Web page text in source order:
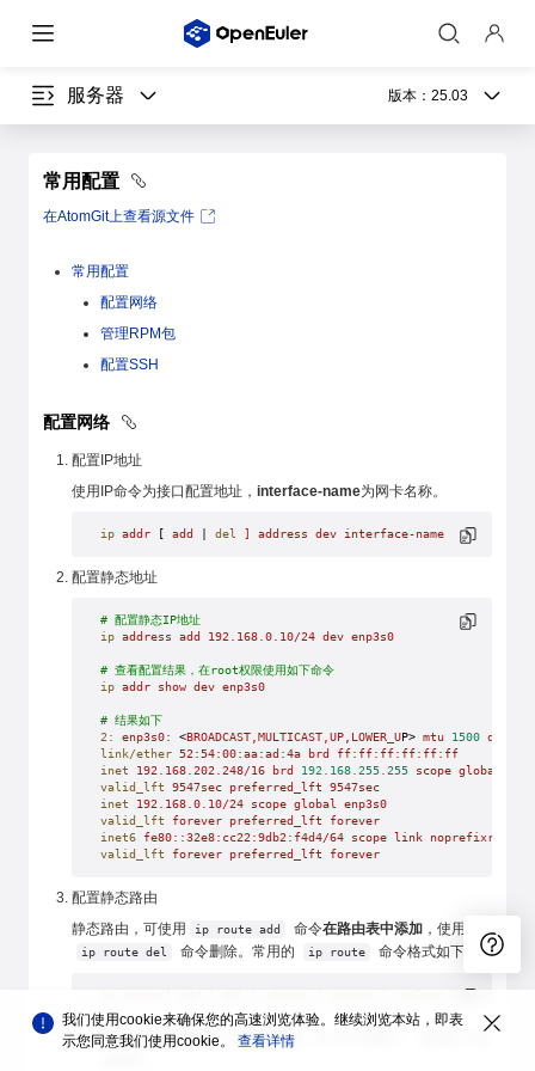
服务器 版本： 25.03
常用配置
在AtomGit上查看源文件
常用配置
配置网络
管理RPM包
配置SSH
配置网络
配置IP地址
使用IP命令为接口配置地址， interface-name为网卡名称。
ip addr [ add del ] address dev interface-name
配置静态地址
# 配置静态IP地址
ip address add 192.168.0.10/24 dev enp3s0
# 查看配置结果，在root权限使用如下命令
ip addr show dev enp3s0
# 结果如下
2:
enp3s0: <BROADCAST,MULTICAST,UP,LOWER_UP> mtu 1500 qdisc
link/ether 52:54:00:aa:ad:4a brd ff:ff:ff:ff:ff:ff
inet 192.168.202.248/16 brd 192.168.255.255 scope global
valid_lft 9547sec preferred_lft 9547sec
inet 192.168.0.10/24 scope global
enp3s0
valid_lft forever preferred_lft forever
inet6 fe80::32e8:cc22:9db2:f4d4/64 scope link noprefixroute
valid_lft forever preferred_lft forever
配置静态路由
静态路由，可使用
ip route add 命令在路由表中添加 ，使用
ip route del 命令删除。常用的 ip route 命令格式如下：
在主机地址中添加一个静态路由
我们使用cookie来确保您的高速浏览体验。继续浏览本站，即表
示您同意我们使用cookie。 查看详情